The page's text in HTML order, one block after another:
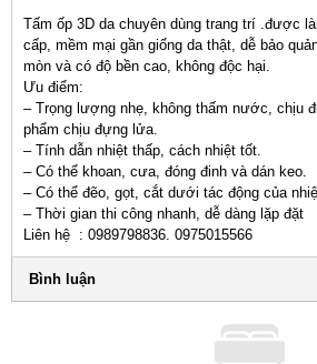
Tấm ốp 3D da chuyên dùng trang trí .được
cấp, mềm mại gần giống da thật, dễ bảo
mòn và có độ bền cao, không độc hại.
Ưu điểm:
– Trọng lượng nhẹ, không thấm nước, chịu
phẩm chịu đựng lửa.
– Tính dẫn nhiệt thấp, cách nhiệt tốt.
– Có thể khoan, cưa, đóng đinh và dán keo.
– Có thể đẽo, gọt, cắt dưới tác động của
– Thời gian thi công nhanh, dễ dàng lặp đặt
Liên hệ : 0989798836. 0975015566
Bình luận